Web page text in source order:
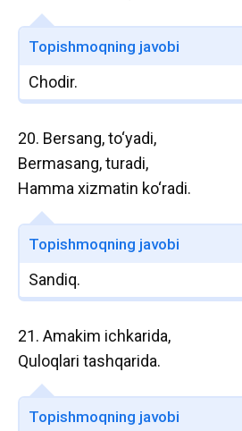
Topishmoqning javobi
Chodir.
20. Bersang, to‘yadi,
Bermasang, turadi,
Hamma xizmatin ko‘radi.
Topishmoqning javobi
Sandiq.
21. Amakim ichkarida,
Quloqlari tashqarida.
Topishmoqning javobi